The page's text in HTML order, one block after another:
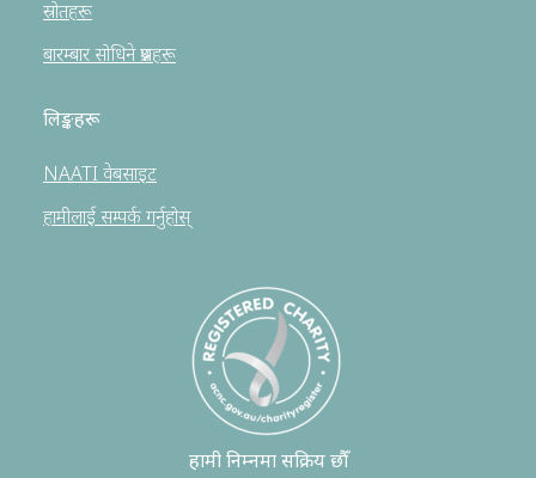
स्रोतहरू
बारम्बार सोधिने प्रश्नहरू
लिङ्कहरू
NAATI वेबसाइट
हामीलाई सम्पर्क गर्नुहोस्
हामी निम्नमा सक्रिय छौँ